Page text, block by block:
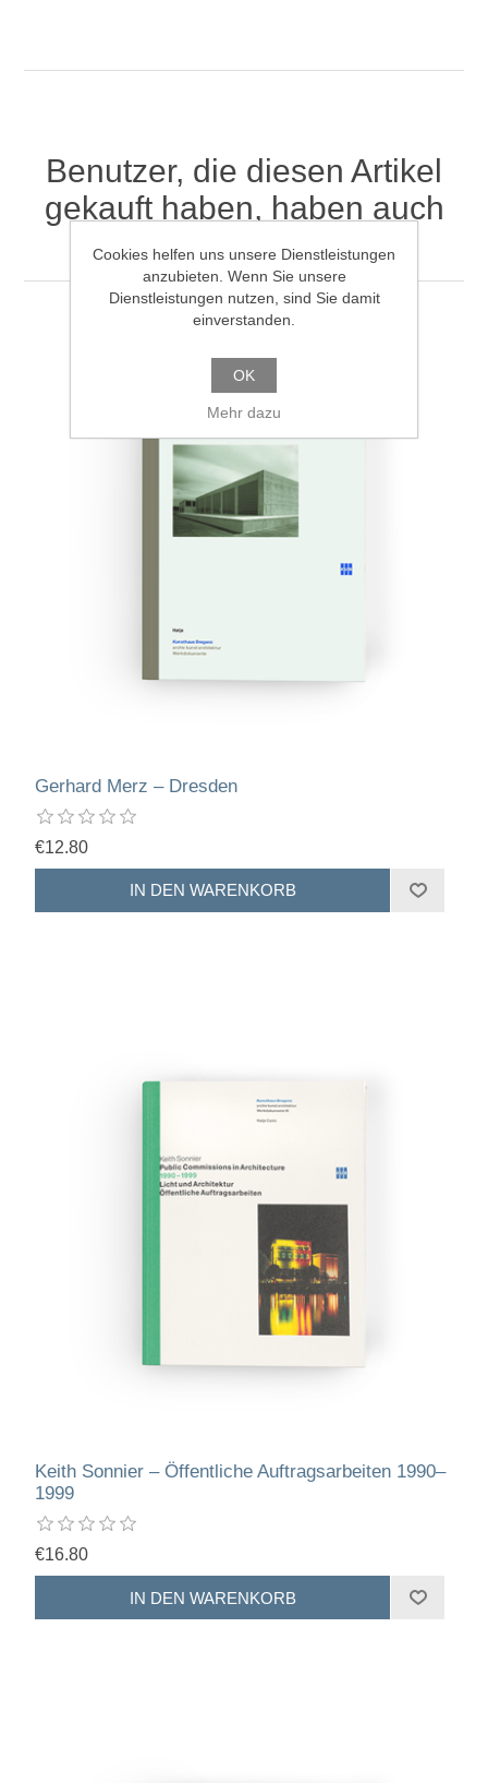
Benutzer, die diesen Artikel
gekauft haben, haben auch
gekauft
Gerhard Merz – Dresden
€12.80
Keith Sonnier – Öffentliche Auftragsarbeiten 1990–
1999
€16.80
Cookies helfen uns unsere Dienstleistungen
anzubieten. Wenn Sie unsere
Dienstleistungen nutzen, sind Sie damit
einverstanden.
OK
Mehr dazu